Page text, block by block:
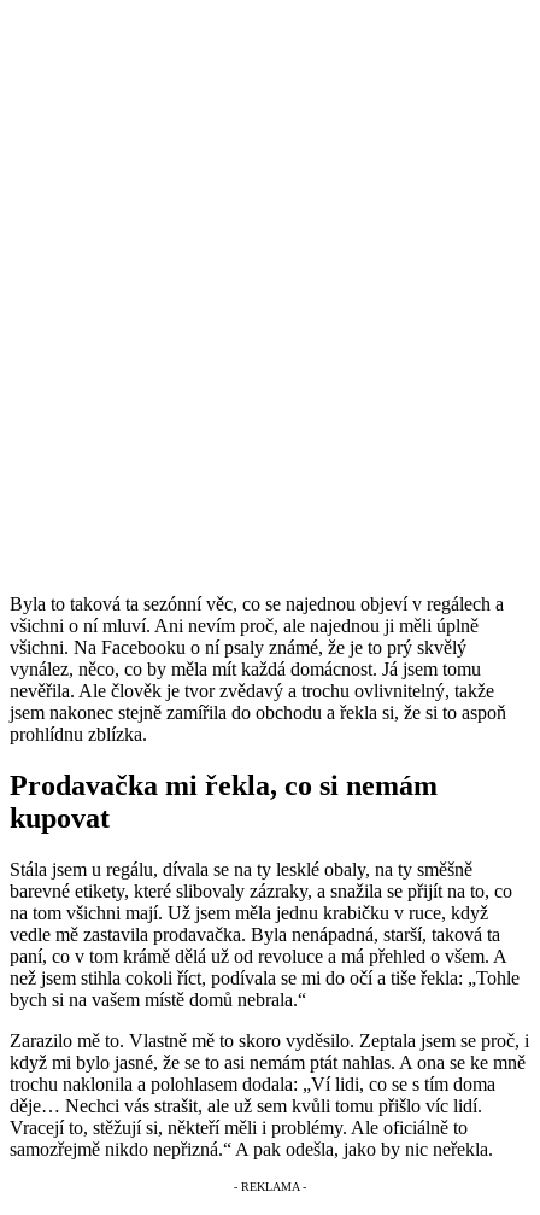
Byla to taková ta sezónní věc, co se najednou objeví v regálech a
všichni o ní mluví. Ani nevím proč, ale najednou ji měli úplně
všichni. Na Facebooku o ní psaly známé, že je to prý skvělý
vynález, něco, co by měla mít každá domácnost. Já jsem tomu
nevěřila. Ale člověk je tvor zvědavý a trochu ovlivnitelný, takže
jsem nakonec stejně zamířila do obchodu a řekla si, že si to aspoň
prohlídnu zblízka.
Prodavačka mi řekla, co si nemám
kupovat
Stála jsem u regálu, dívala se na ty lesklé obaly, na ty směšně
barevné etikety, které slibovaly zázraky, a snažila se přijít na to, co
na tom všichni mají. Už jsem měla jednu krabičku v ruce, když
vedle mě zastavila prodavačka. Byla nenápadná, starší, taková ta
paní, co v tom krámě dělá už od revoluce a má přehled o všem. A
než jsem stihla cokoli říct, podívala se mi do očí a tiše řekla: „Tohle
bych si na vašem místě domů nebrala.“
Zarazilo mě to. Vlastně mě to skoro vyděsilo. Zeptala jsem se proč, i
když mi bylo jasné, že se to asi nemám ptát nahlas. A ona se ke mně
trochu naklonila a polohlasem dodala: „Ví lidi, co se s tím doma
děje… Nechci vás strašit, ale už sem kvůli tomu přišlo víc lidí.
Vracejí to, stěžují si, někteří měli i problémy. Ale oficiálně to
samozřejmě nikdo nepřizná.“ A pak odešla, jako by nic neřekla.